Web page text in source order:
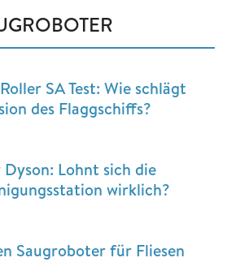
SA Test: Wie schlägt
des Flaggschiffs?
Lohnt sich die
wirklich?
Saugroboter für Fliesen